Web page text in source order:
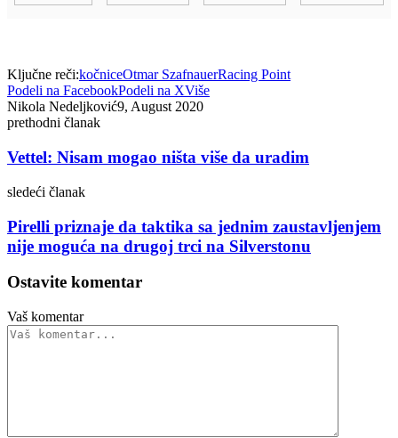
Ključne reči:kočniceOtmar SzafnauerRacing Point
Podeli na FacebookPodeli na XViše
Nikola Nedeljković9, August 2020
prethodni članak
Vettel: Nisam mogao ništa više da uradim
sledeći članak
Pirelli priznaje da taktika sa jednim zaustavljenjem
nije moguća na drugoj trci na Silverstonu
Ostavite komentar
Vaš komentar